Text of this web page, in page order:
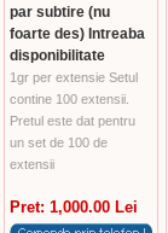
par subtire (nu
foarte des) Intreaba
disponibilitate
1gr per extensie Setul
contine 100 extensii.
Pretul este dat pentru
un set de 100 de
extensii
Pret: 1,000.00 Lei